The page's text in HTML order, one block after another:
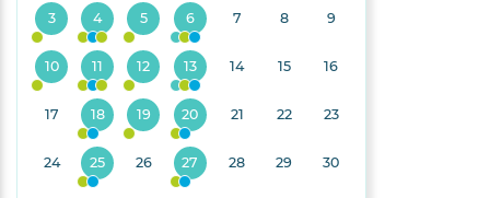
3 4 5 6 7 8 9
10 11 12 13 14 15 16
17 18 19 20 21 22 23
24 25 26 27 28 29 30